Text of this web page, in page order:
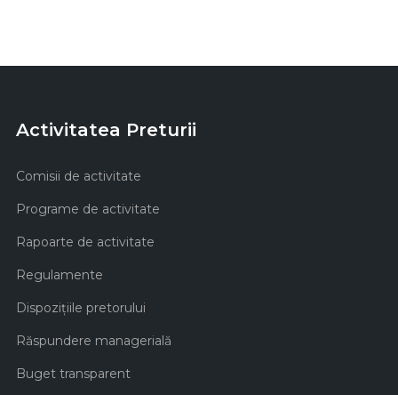
Activitatea Preturii
Comisii de activitate
Programe de activitate
Rapoarte de activitate
Regulamente
Dispozițiile pretorului
Răspundere managerială
Buget transparent